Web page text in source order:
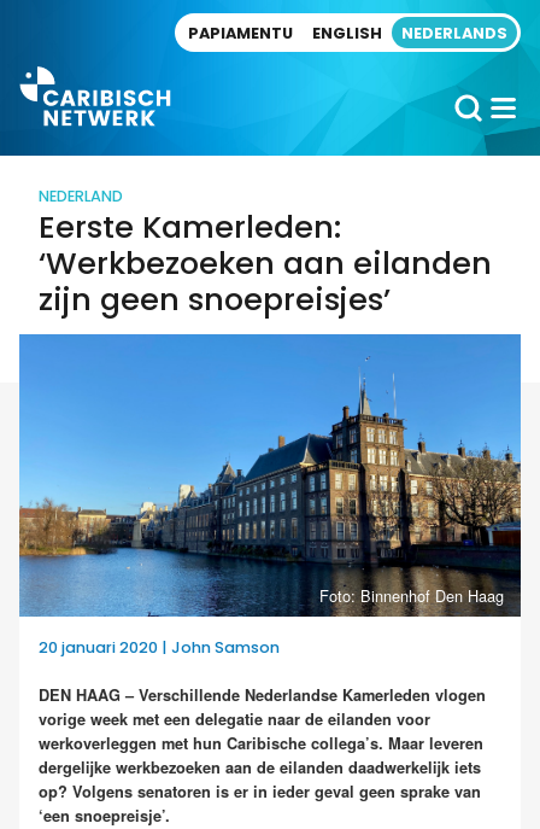
PAPIAMENTU ENGLISH NEDERLANDS
NEDERLAND
Eerste Kamerleden:
‘Werkbezoeken aan eilanden
zijn geen snoepreisjes’
Foto: Binnenhof Den Haag
20 januari 2020 | John Samson
DEN HAAG – Verschillende Nederlandse Kamerleden vlogen
vorige week met een delegatie naar de eilanden voor
werkoverleggen met hun Caribische collega’s. Maar leveren
dergelijke werkbezoeken aan de eilanden daadwerkelijk iets
op? Volgens senatoren is er in ieder geval geen sprake van
‘een snoepreisje’.